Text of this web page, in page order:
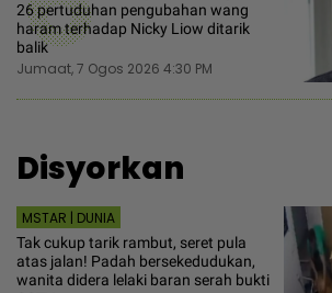
26 pertuduhan pengubahan wang
haram terhadap Nicky Liow ditarik
balik
Jumaat, 7 Ogos 2026 4:30 PM
Disyorkan
MSTAR | DUNIA
Tak cukup tarik rambut, seret pula
atas jalan! Padah bersekedudukan,
wanita didera lelaki baran serah bukti